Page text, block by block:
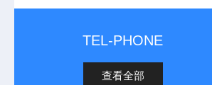
TEL-PHONE
查看全部